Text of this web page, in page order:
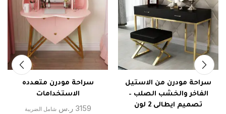
سراحة مودرن من الاستيل
الفاخر والخشب الصلب –
تصميم ايطالى 2 لون
سراحة مودرن متعدده
الاستخدامات
3159 ر.س شامل الضريبة